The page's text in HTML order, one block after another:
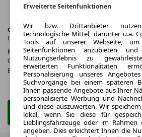
ca. 390 kW (530 PS)
Leistung
Benzin
Kraftstoff
Kraftstoffverbr.¹: ca. 10,2 l/100km(komb.)
CO
-Emissionen*: ca. 232 g/km (komb.)
Effizienzklasse: G
Zum Kauf Angebot
Erweiterte Seitenfunktionen
Wir bzw. Drittanbieter nutzen
technologische Mittel, darunter u.a.
Tools auf unserer Webseite,
Seitenfunktionen anzubieten
Nutzungserlebnis zu
erweiterten Funktionalitäten
Personalisierung unseres
Suchvorgänge bei einem späteren
Ihnen passende Angebote aus Ihrer
personalisierte Werbung und
und diese auszuwerten. Wir
lokal, wenn Sie diese für
Lieblingsfahrzeuge oder im Rahmen
angeben. Dies erleichtert Ihnen die